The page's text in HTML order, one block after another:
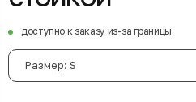
доступно к заказу из-за границы
Размер: S